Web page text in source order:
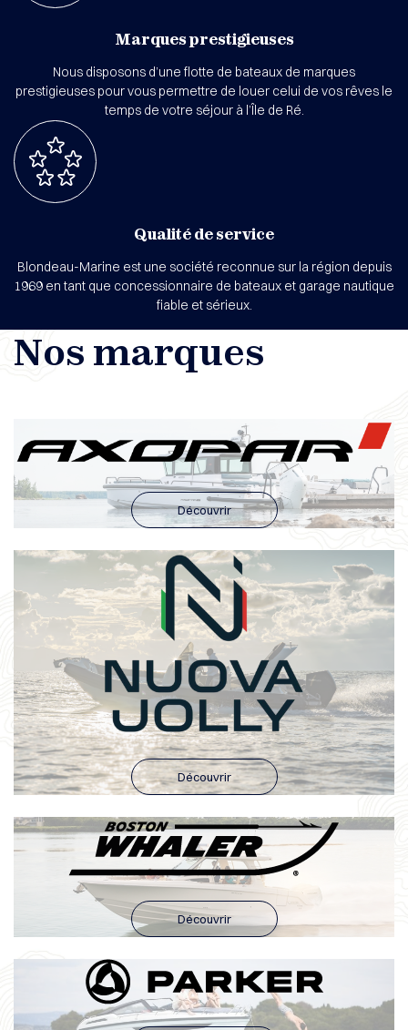
Marques prestigieuses
Nous disposons d’une flotte de bateaux de marques
prestigieuses pour vous permettre de louer celui de vos rêves le
temps de votre séjour à l’Île de Ré.
Qualité de service
Blondeau-Marine est une société reconnue sur la région depuis
1969 en tant que concessionnaire de bateaux et garage nautique
fiable et sérieux.
Nos marques
Découvrir
Découvrir
Découvrir